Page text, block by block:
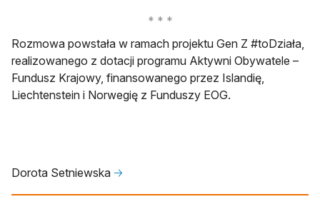
Rozmowa powstała w ramach projektu Gen Z #toDziała,
realizowanego z dotacji programu Aktywni Obywatele –
Fundusz Krajowy, finansowanego przez Islandię,
Liechtenstein i Norwegię z Funduszy EOG.
Dorota Setniewska 🡢